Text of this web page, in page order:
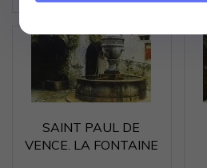
SAINT PAUL DE
VENCE. LA FONTAINE